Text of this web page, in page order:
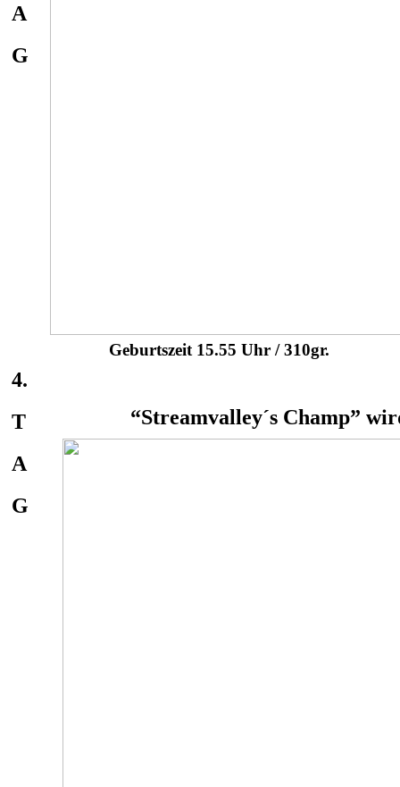
A
G
Geburtszeit 15.55 Uhr / 310gr.
4.
T
A
G
“Streamvalley´s Champ”